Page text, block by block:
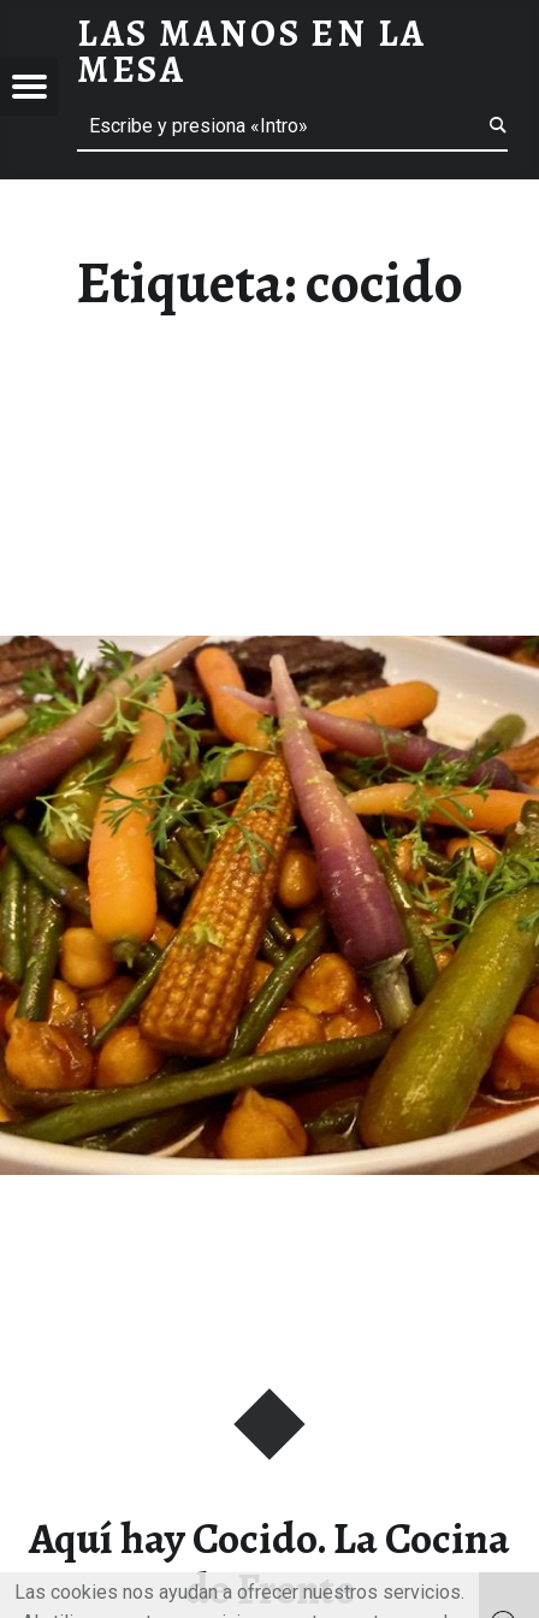
COCIDO ARCHIVOS - LAS MANOS EN LA MESA
LAS MANOS EN LA
MESA
Menú Buscar
Etiqueta:cocido
Aquí hay Cocido. La Cocina
de Frente
Las cookies nos ayudan a ofrecer nuestros servicios.